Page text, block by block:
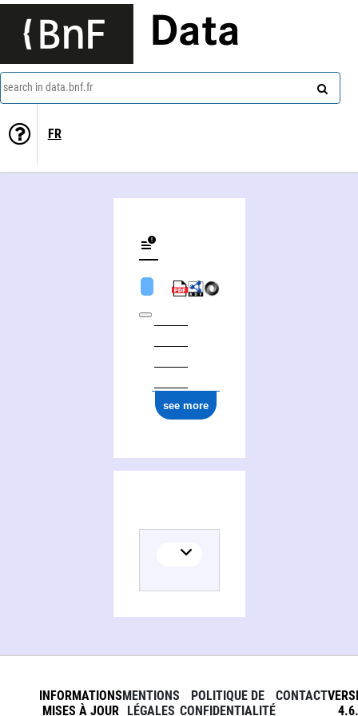
Data
search in data.bnf.fr
FR
see more
INFORMATIONS
MISES À JOUR
MENTIONS
LÉGALES
POLITIQUE DE
CONFIDENTIALITÉ
CONTACT